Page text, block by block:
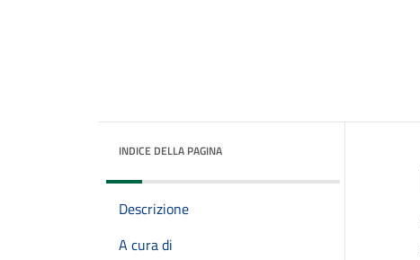
INDICE DELLA PAGINA
Descrizione
A cura di